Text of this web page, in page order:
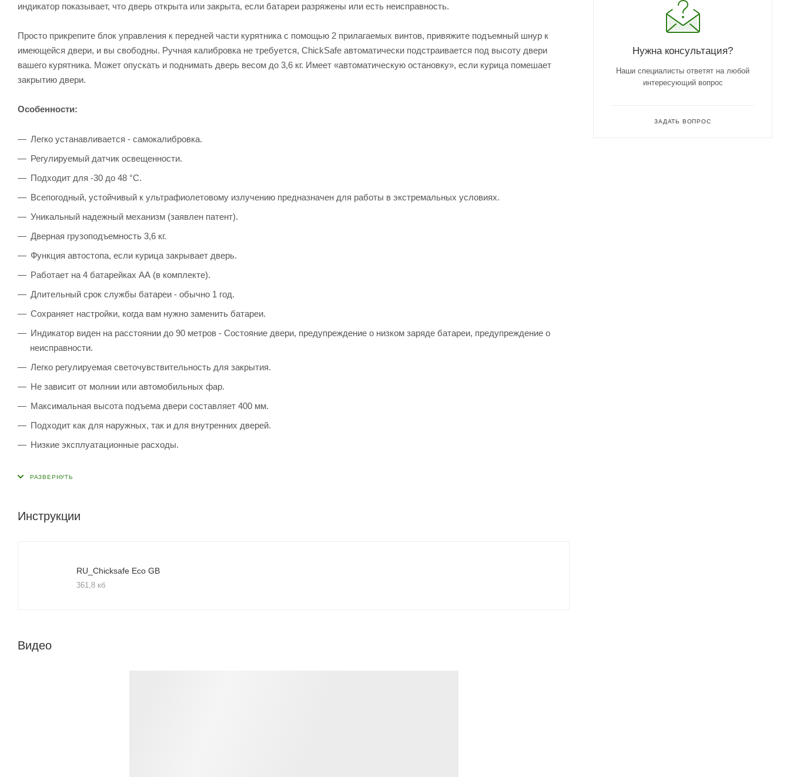
индикатор показывает, что дверь открыта или закрыта, если батареи разряжены или есть неисправность.
Просто прикрепите блок управления к передней части курятника с помощью 2 прилагаемых винтов, привяжите подъемный шнур к
имеющейся двери, и вы свободны. Ручная калибровка не требуется, ChickSafe автоматически подстраивается под высоту двери
вашего курятника. Может опускать и поднимать дверь весом до 3,6 кг. Имеет «автоматическую остановку», если курица помешает
закрытию двери.
Особенности:
Легко устанавливается - самокалибровка.
Регулируемый датчик освещенности.
Подходит для -30 до 48 °С.
Всепогодный, устойчивый к ультрафиолетовому излучению предназначен для работы в экстремальных условиях.
Уникальный надежный механизм (заявлен патент).
Дверная грузоподъемность 3,6 кг.
Функция автостопа, если курица закрывает дверь.
Работает на 4 батарейках АА (в комплекте).
Длительный срок службы батареи - обычно 1 год.
Сохраняет настройки, когда вам нужно заменить батареи.
Индикатор виден на расстоянии до 90 метров - Состояние двери, предупреждение о низком заряде батареи, предупреждение о
неисправности.
Легко регулируемая светочувствительность для закрытия.
Не зависит от молнии или автомобильных фар.
Максимальная высота подъема двери составляет 400 мм.
Подходит как для наружных, так и для внутренних дверей.
Низкие эксплуатационные расходы.
Инструкции
RU_Chicksafe Eco GB
361,8 кб
Видео
Нужна консультация?
Наши специалисты ответят на любой
интересующий вопрос
ЗАДАТЬ ВОПРОС